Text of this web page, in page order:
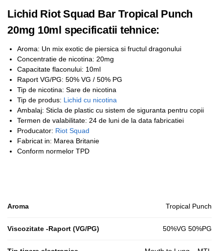
Lichid Riot Squad Bar Tropical Punch
20mg 10ml specificatii tehnice:
Aroma: Un mix exotic de piersica si fructul dragonului
Concentratie de nicotina: 20mg
Capacitate flaconului: 10ml
Raport VG/PG: 50% VG / 50% PG
Tip de nicotina: Sare de nicotina
Tip de produs: Lichid cu nicotina
Ambalaj: Sticla de plastic cu sistem de siguranta pentru copii
Termen de valabilitate: 24 de luni de la data fabricatiei
Producator: Riot Squad
Fabricat in: Marea Britanie
Conform normelor TPD
Aroma Tropical Punch
Viscozitate -Raport (VG/PG) 50%VG 50%PG